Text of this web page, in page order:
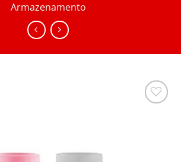
Armazenamento